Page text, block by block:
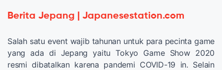
Berita Jepang | Japanesestation.com
Salah satu event wajib tahunan untuk para pecinta game
yang ada di Jepang yaitu Tokyo Game Show 2020
resmi dibatalkan karena pandemi COVID-19 in. Selain